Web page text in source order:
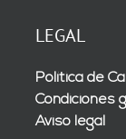
LEGAL
Política de
Condiciones
Aviso legal